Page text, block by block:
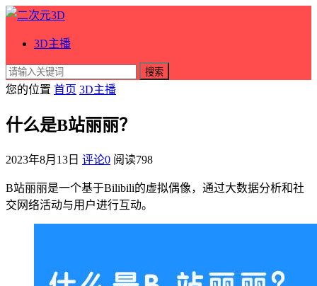
3D主播
搜索
您的位置 首页 3D主播
什么是B站丽丽？
2023年8月13日 评论0 阅读798
B站丽丽是一个基于Bilibili的虚拟偶像，通过大数据分析和社
交网络活动与用户进行互动。